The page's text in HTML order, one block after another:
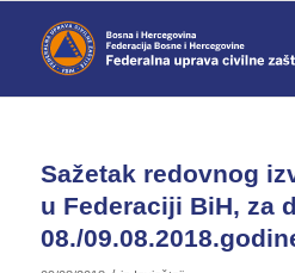
Sažetak redovnog
u Federaciji BiH, za
08./